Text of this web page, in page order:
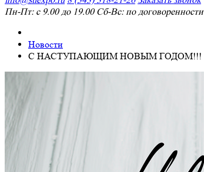
Пн-Пт: с 9.00 до 19.00 Сб-Вс: по договоренности
Новости
С НАСТУПАЮЩИМ НОВЫМ ГОДОМ!!!